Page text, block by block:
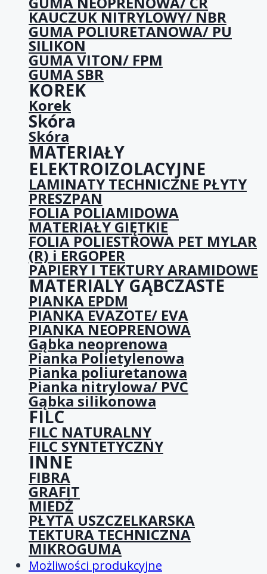
KAUCZUK NITRYLOWY/ NBR
GUMA POLIURETANOWA/ PU
SILIKON
GUMA VITON/ FPM
GUMA SBR
KOREK
Korek
Skóra
Skóra
MATERIAŁY
ELEKTROIZOLACYJNE
LAMINATY TECHNICZNE PŁYTY
PRESZPAN
FOLIA POLIAMIDOWA
MATERIAŁY GIĘTKIE
FOLIA POLIESTROWA PET MYLAR
(R) i ERGOPER
PAPIERY I TEKTURY ARAMIDOWE
MATERIALY GĄBCZASTE
PIANKA EPDM
PIANKA EVAZOTE/ EVA
PIANKA NEOPRENOWA
Gąbka neoprenowa
Pianka Polietylenowa
Pianka poliuretanowa
Pianka nitrylowa/ PVC
Gąbka silikonowa
FILC
FILC NATURALNY
FILC SYNTETYCZNY
INNE
FIBRA
GRAFIT
MIEDŹ
PŁYTA USZCZELKARSKA
TEKTURA TECHNICZNA
MIKROGUMA
Możliwości produkcyjne